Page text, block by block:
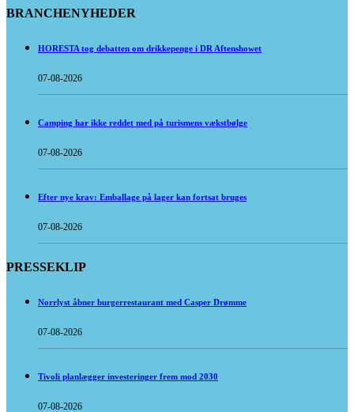
BRANCHENYHEDER
HORESTA tog debatten om drikkepenge i DR Aftenshowet
07-08-2026
Camping har ikke reddet med på turismens vækstbølge
07-08-2026
Efter nye krav: Emballage på lager kan fortsat bruges
07-08-2026
PRESSEKLIP
Norrlyst åbner burgerrestaurant med Casper Drømme
07-08-2026
Tivoli planlægger investeringer frem mod 2030
07-08-2026